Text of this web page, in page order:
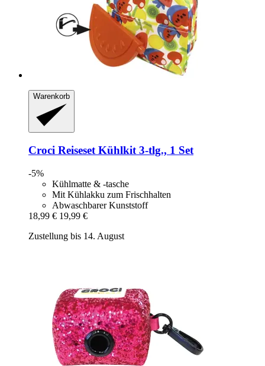
Warenkorb
Croci Reiseset Kühlkit 3-​tlg., 1 Set
-5%
Kühlmatte & -tasche
Mit Kühlakku zum Frischhalten
Abwaschbarer Kunststoff
18,99 € 19,99 €
Zustellung bis 14. August